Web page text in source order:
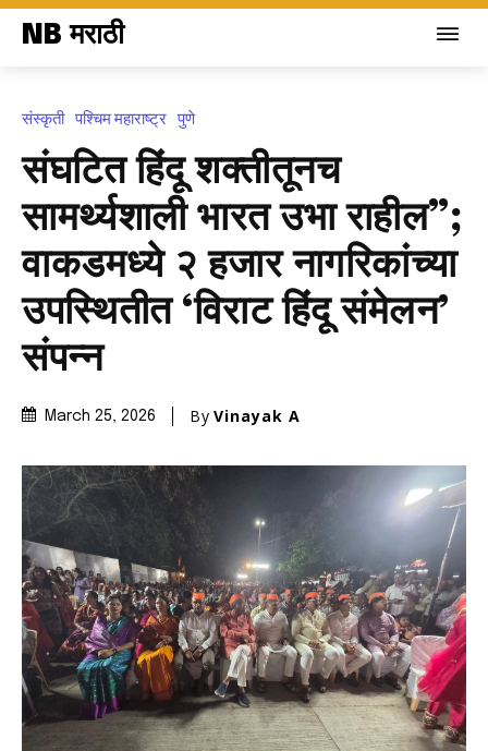
NB मराठी
संस्कृती पश्चिम महाराष्ट्र पुणे
संघटित हिंदू शक्तीतूनच
सामर्थ्यशाली भारत उभा राहील”;
वाकडमध्ये २ हजार नागरिकांच्या
उपस्थितीत ‘विराट हिंदू संमेलन’
संपन्न
March 25, 2026 By Vinayak A